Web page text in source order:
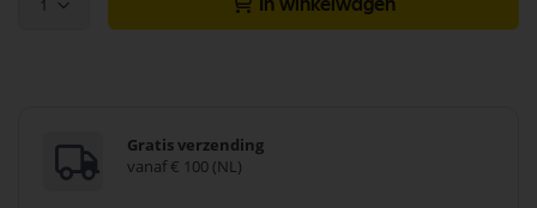
In winkelwagen
Gratis verzending
vanaf € 100 (NL)